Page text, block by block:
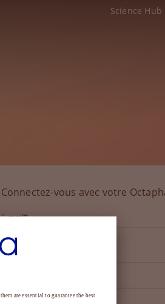
Science Hub
Connectez-vous avec votre
E-mail*